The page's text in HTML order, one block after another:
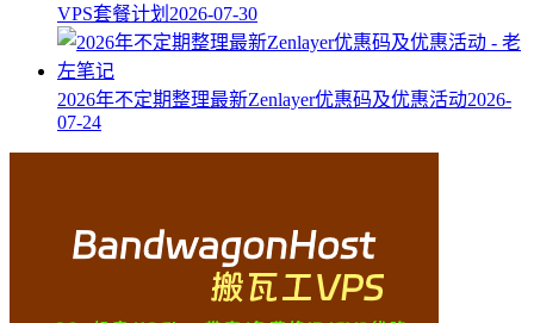
VPS套餐计划 2026-07-30
2026年不定期整理最新Zenlayer优惠码及优惠活动2026-
07-24